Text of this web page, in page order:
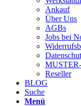
Ankauf
Über Uns
AGBs
Jobs bei
Reseller
BLOG
Suche
Menü